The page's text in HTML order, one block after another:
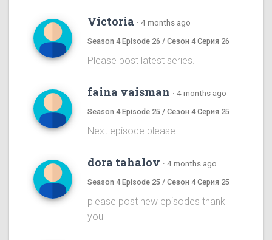
Victoria · 4 months ago
Season 4 Episode 26 / Сезон 4 Серия 26
Please post latest series.
faina vaisman · 4 months ago
Season 4 Episode 25 / Сезон 4 Серия 25
Next episode please
dora tahalov · 4 months ago
Season 4 Episode 25 / Сезон 4 Серия 25
please post new episodes thank
you